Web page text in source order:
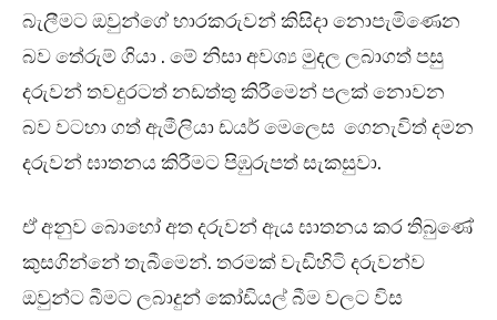
බැලීමට ඔවුන්ගේ භාරකරුවන් කිසිදා නොපැමිණෙන
බව තේරුම් ගියා . මේ නිසා අවශ්‍ය මුදල ලබාගත් පසු
දරුවන් තවදුරටත් නඩත්තු කිරීමෙන් පලක් නොවන
බව වටහා ගත් ඇමීලියා ඩයර් මෙලෙස ගෙනැවිත් දමන
දරුවන් ඝාතනය කිරීමට පිඹුරුපත් සැකසුවා.
ඒ අනුව බොහෝ අත දරුවන් ඇය ඝාතනය කර තිබුණේ
කුසගින්නේ තැබීමෙන්. තරමක් වැඩිහිටි දරුවන්ව
ඔවුන්ට බීමට ලබාදුන් කෝඩියල් බීම වලට විස